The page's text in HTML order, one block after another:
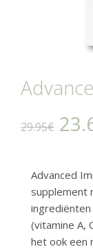
29.95€
Advanced
supplement
(vitamine A,
het ook een